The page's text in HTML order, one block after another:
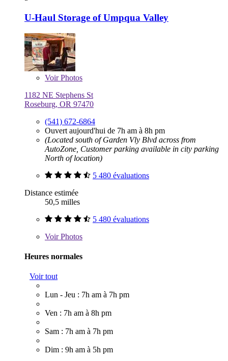
U-Haul Storage of Umpqua Valley
VoirPhotos
1182 NE Stephens St
Roseburg, OR 97470
(541) 672-6864
Ouvert aujourd'hui de 7h am à 8h pm
(Located south of Garden Vly Blvd across from
AutoZone, Customer parking available in city parking
North of location)
5 480 évaluations
Distance estimée
50,5 milles
5 480 évaluations
VoirPhotos
Heures normales
Voir tout
Lun - Jeu : 7h am à 7h pm
Ven : 7h am à 8h pm
Sam : 7h am à 7h pm
Dim : 9h am à 5h pm